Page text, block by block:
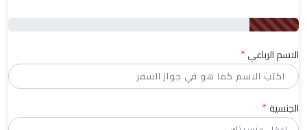
الاسم الرباعي*
الجنسية*